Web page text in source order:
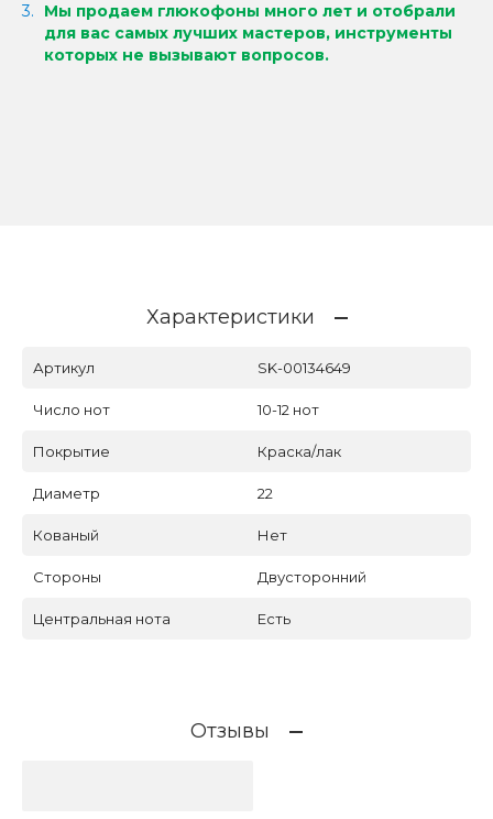
Мы продаем глюкофоны много лет и отобрали
для вас самых лучших мастеров, инструменты
которых не вызывают вопросов.
Характеристики
Артикул SK-00134649
Число нот 10-12 нот
Покрытие Краска/лак
Диаметр 22
Кованый Нет
Стороны Двусторонний
Центральная нота Есть
Отзывы